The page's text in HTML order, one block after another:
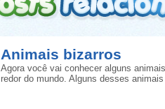
Animais bizarros
Agora você vai conhecer alguns
redor do mundo. Alguns desses